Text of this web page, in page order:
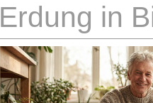
Erdung in